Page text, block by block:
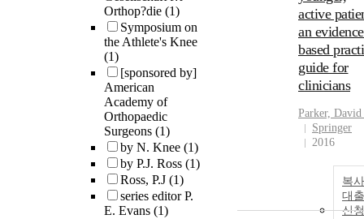
Orthop?die (1)
Symposium on
the Athlete's Knee
(1)
[sponsored by]
American
Academy of
Orthopaedic
Surgeons (1)
by N. Knee (1)
by P.J. Ross (1)
Ross, P.J (1)
series editor P.
E. Evans (1)
active
an
based
guide for
clinicians
Parker,
Springer
2016
복
대출
신청